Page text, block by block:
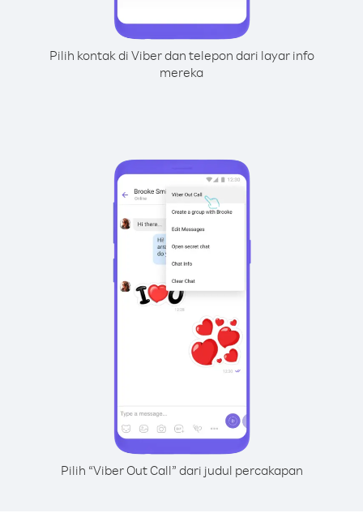
Pilih kontak di Viber dan telepon dari layar info
mereka
Pilih “Viber Out Call” dari judul percakapan